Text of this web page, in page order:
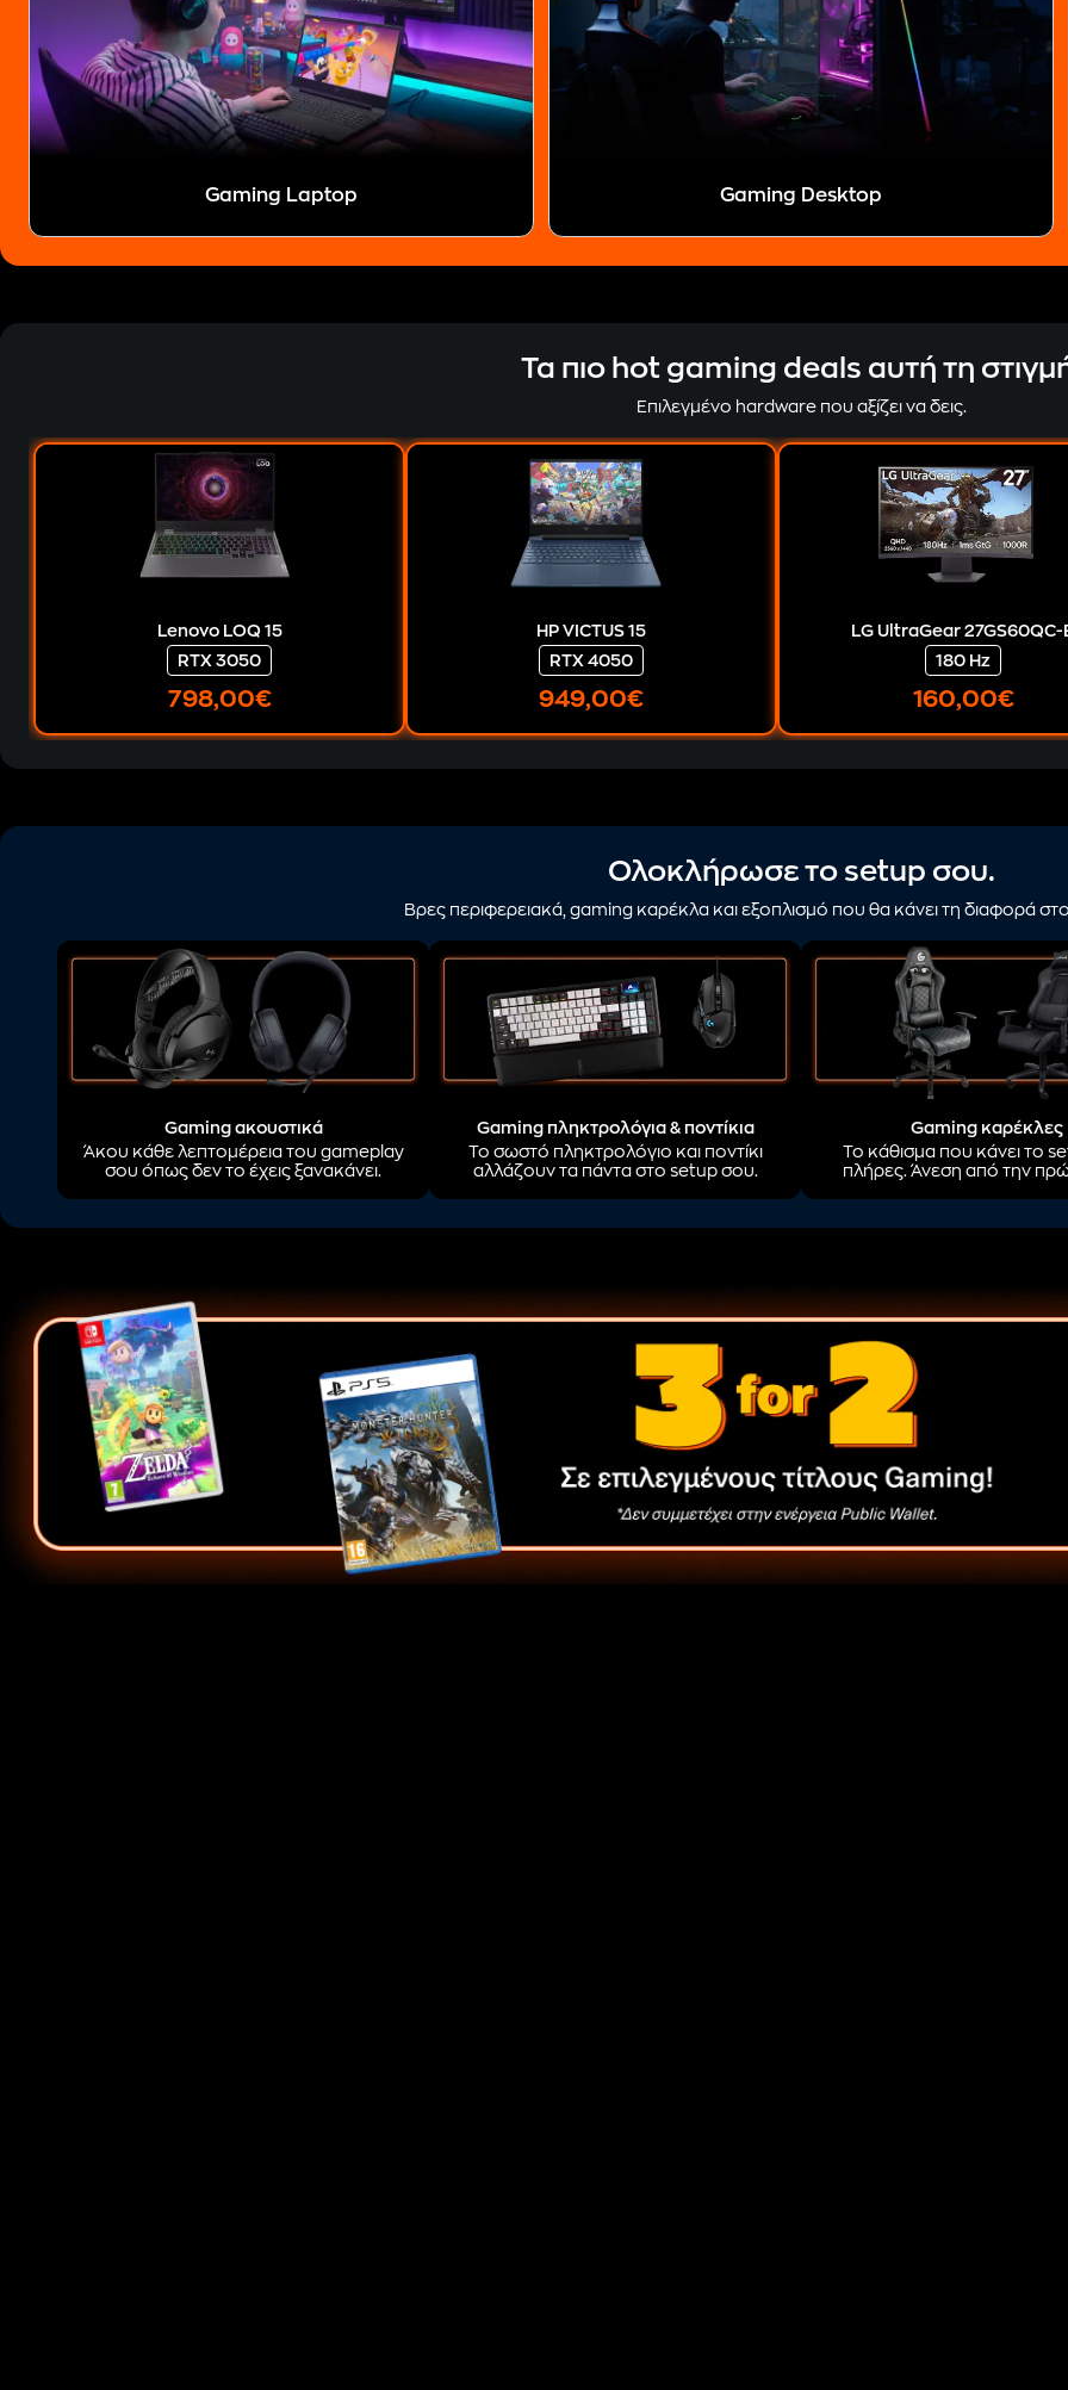
Gaming Laptop Gaming Desktop
Τα πιο hot gaming deals αυτή τη
Επιλεγμένο hardware που αξίζει να δεις.
Lenovo LOQ 15
RTX 3050
798,00€
HP VICTUS 15
RTX 4050
949,00€
LG UltraGear 27GS60QC-
180 Hz
160,00€
Ολοκλήρωσε το setup σου.
Βρες περιφερειακά, gaming καρέκλα και εξοπλισμό που θα κάνει τη διαφορά
Gaming ακουστικά
Άκου κάθε λεπτομέρεια του gameplay
σου όπως δεν το έχεις ξανακάνει.
Gaming πληκτρολόγια & ποντίκια
Το σωστό πληκτρολόγιο και ποντίκι
αλλάζουν τα πάντα στο setup σου.
Gaming καρέκλες
Το κάθισμα που κάνει το
πλήρες. Άνεση από την